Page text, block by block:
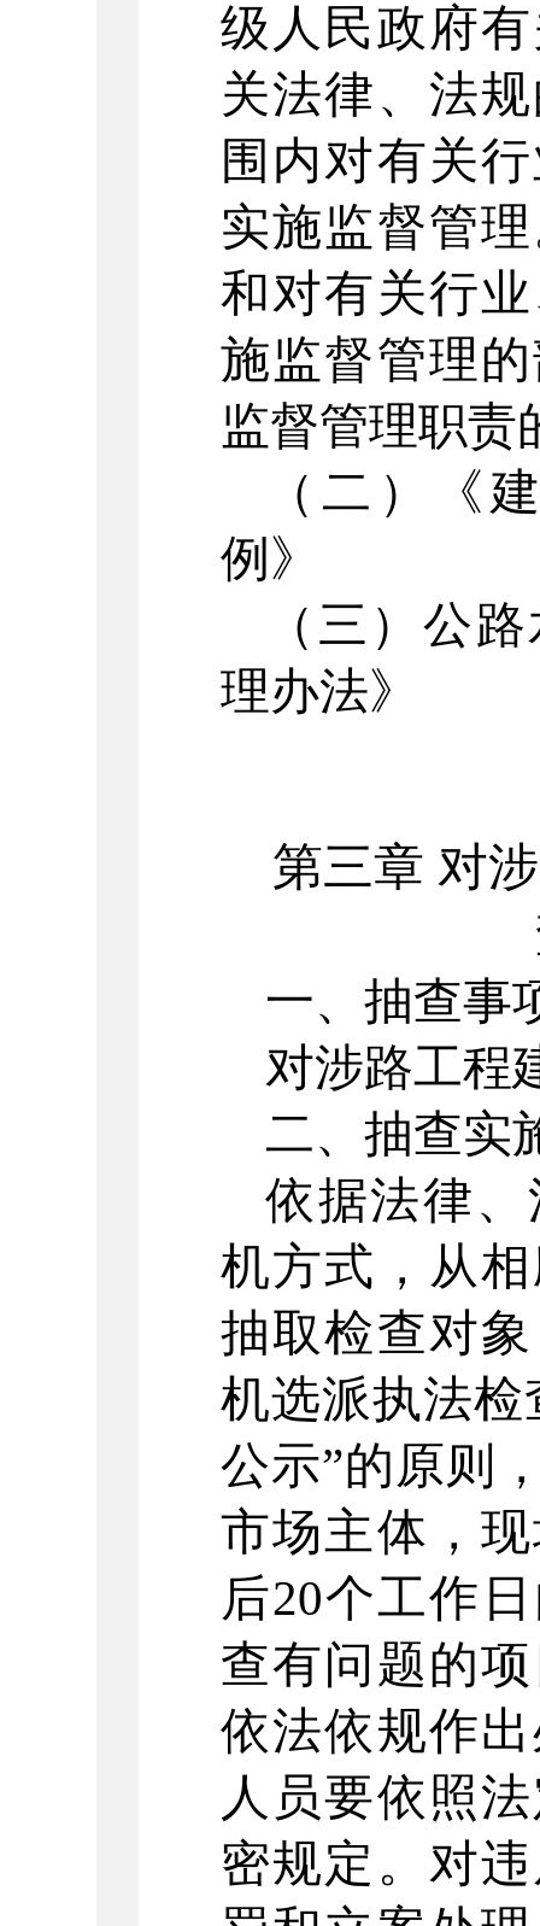
级人民政府
关法律、法
围内对有关
实施监督管
和对有关行
施监督管理
监督管理职责
（二）《
例》
（三）公
理办法》
第三章 对
一、抽查事
对涉路工程
二、抽查实
依据法律
机方式，从
抽取检查对
机选派执法
公示”的原则
市场主体，
后20个工作
查有问题的
依法依规作
人员要依照
密规定。对